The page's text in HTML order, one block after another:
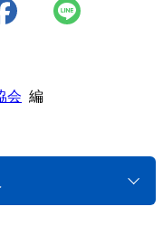
会 編